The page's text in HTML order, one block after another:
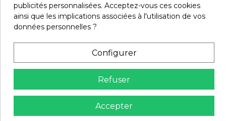
Edredons Harmony - Haomy
Housse d'édredon en lin TRIESTE
Harmony - Haomy
92,90 €
publicités personnalisées. Acceptez-vous ces cookies
ainsi que les implications associées à l'utilisation de vos
données personnelles ?
Configurer
Refuser
Accepter